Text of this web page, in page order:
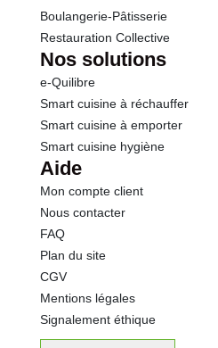
Boulangerie-Pâtisserie
Restauration Collective
Nos solutions
e-Quilibre
Smart cuisine à réchauffer
Smart cuisine à emporter
Smart cuisine hygiène
Aide
Mon compte client
Nous contacter
FAQ
Plan du site
CGV
Mentions légales
Signalement éthique